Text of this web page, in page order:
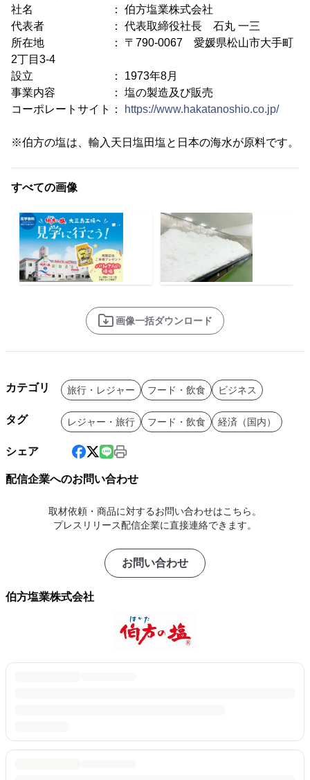
社名 ： 伯方塩業株式会社
代表者 ： 代表取締役社長 石丸 一三
所在地 ： 〒790-0067 愛媛県松山市大手町
2丁目3-4
設立 ： 1973年8月
事業内容 ： 塩の製造及び販売
コーポレートサイト：
https://www.hakatanoshio.co.jp/
※伯方の塩は、輸入天日塩田塩と日本の海水が原料です。
すべての画像
画像一括ダウンロード
カテゴリ 旅行・レジャー フード・飲食 ビジネス
タグ レジャー・旅行 フード・飲食 経済（国内）
シェア
配信企業へのお問い合わせ
取材依頼・商品に対するお問い合わせはこちら。
プレスリリース配信企業に直接連絡できます。
お問い合わせ
伯方塩業株式会社